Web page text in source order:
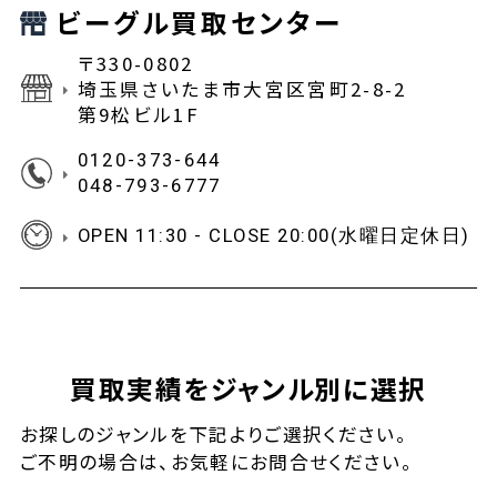
ビーグル買取センター
〒330-0802
埼玉県さいたま市大宮区宮町2-8-2
第9松ビル1F
0120-373-644
048-793-6777
OPEN 11:30 - CLOSE 20:00(水曜日定休日)
買取実績をジャンル別に選択
お探しのジャンルを下記よりご選択ください。
ご不明の場合は、お気軽にお問合せください。